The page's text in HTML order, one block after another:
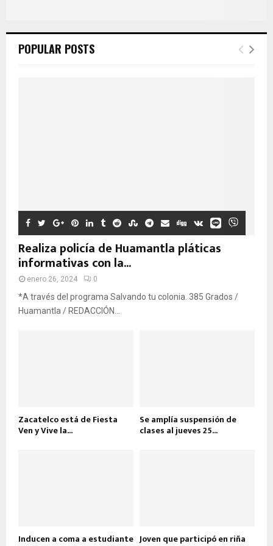
POPULAR POSTS
Realiza policía de Huamantla pláticas
informativas con la...
enero 26, 2024 0
*A través del programa Salvando tu colonia. 385 Grados /
Huamantla / REDACCIÓN...
Zacatelco está de Fiesta
Ven y Vive la...
Se amplía suspensión de
clases al jueves 25...
Inducen a coma a estudiante Joven que participó en riña